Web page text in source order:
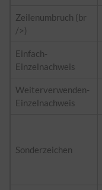
Zeilenumbruch (br
/>)
Einfach-
Einzelnachweis
Weiterverwenden-
Einzelnachweis
Sonderzeichen